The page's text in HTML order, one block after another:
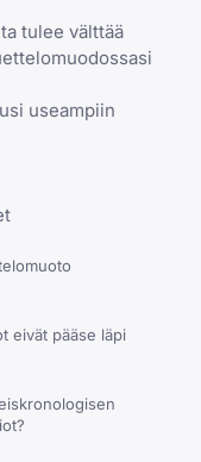
tulee välttää
useampiin
eivät pääse läpi